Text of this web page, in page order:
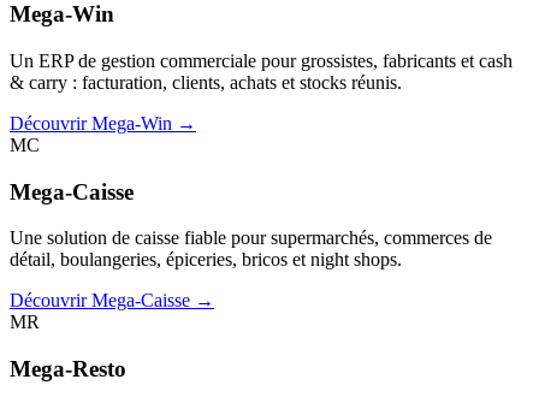
Mega-Win
Un ERP de gestion commerciale pour grossistes, fabricants et cash
& carry : facturation, clients, achats et stocks réunis.
Découvrir Mega-Win →
MC
Mega-Caisse
Une solution de caisse fiable pour supermarchés, commerces de
détail, boulangeries, épiceries, bricos et night shops.
Découvrir Mega-Caisse →
MR
Mega-Resto